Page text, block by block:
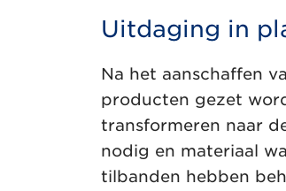
Uitdaging in
Na het aanschaffen
producten gezet
transformeren naar
nodig en materiaal
tilbanden hebben